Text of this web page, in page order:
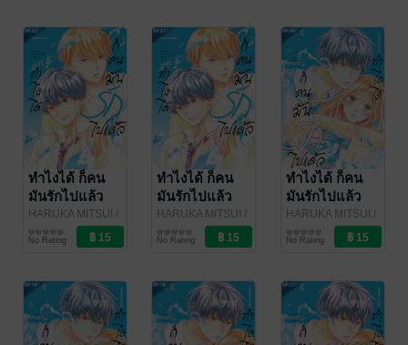
ทำไงได้ ก็คน
มันรักไปแล้ว
ตอน 22
HARUKA MITSUI /
Bongkoch
Publishing
การ์ตูนรายตอน
No Rating
ทำไงได้ ก็คน
มันรักไปแล้ว
ตอน 21
HARUKA MITSUI /
Bongkoch
Publishing
การ์ตูนรายตอน
No Rating
ทำไงได้ ก็คน
มันรักไปแล้ว
ตอน 20
HARUKA MITSUI /
Bongkoch
Publishing
การ์ตูนรายตอน
No Rating